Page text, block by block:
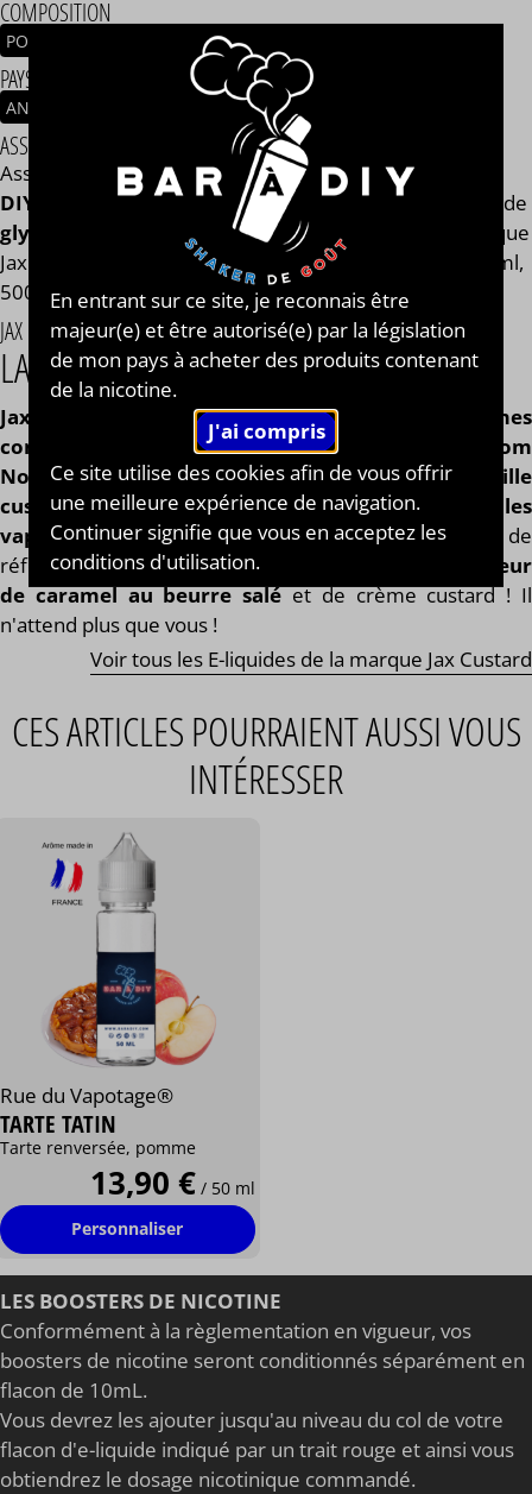
COMPOSITION
POMME
PAYS / ORIGINE DU CONCENTRÉ
ANGLETERRE
ASSEMBLAGE
Assemblage réalisé à PLOUESCAT - France par
DIY®
. Composé de mono propylène glycol végétal
, de
glycérine végétale
et de l'arôme Apple Pie de la marque
Jax Custard. Disponible en flacon de 50ml, 125ml, 250ml,
500ml et 1L. STEEP : 6 jours.
JAX CUSTARD
LA GOURMANDISE IRLANDAISE
Jax Custard est le nom d'une
gamme d'arômes
concentrés fabriquée au Royaume-Uni par Nom
Nomz. Elle se caractérise par une dominante de
vanille
custardau coeur de ses recettes afin de ravir les
vapoteurs gourmands! Un de leurs produits de
référence : leconcentré Salted Caramel
saveur
de caramel au beurre saléet de crème custard ! Il
n'attend plus que vous !
Voir tous les E-liquides de la marque Jax Custard
CES ARTICLES POURRAIENT AUSSI VOUS
INTÉRESSER
Rue du Vapotage®
TARTE TATIN
Tarte renversée, pomme
13,90 € / 50 ml
Personnaliser
LES BOOSTERS DE NICOTINE
Conformément à la règlementation en vigueur, vos
boosters de nicotine seront conditionnés séparément en
flacon de 10mL.
Vous devrez les ajouter jusqu'au niveau du col de votre
flacon d'e-liquide indiqué par un trait rouge et ainsi vous
obtiendrez le dosage nicotinique commandé.
En entrant sur ce site, je reconnais être
majeur(e) et être autorisé(e) par la législation
de mon pays à acheter des produits contenant
de la nicotine.
Ce site utilise des cookies afin de vous offrir
une meilleure expérience de navigation.
Continuer signifie que vous en acceptez les
conditions d'utilisation.